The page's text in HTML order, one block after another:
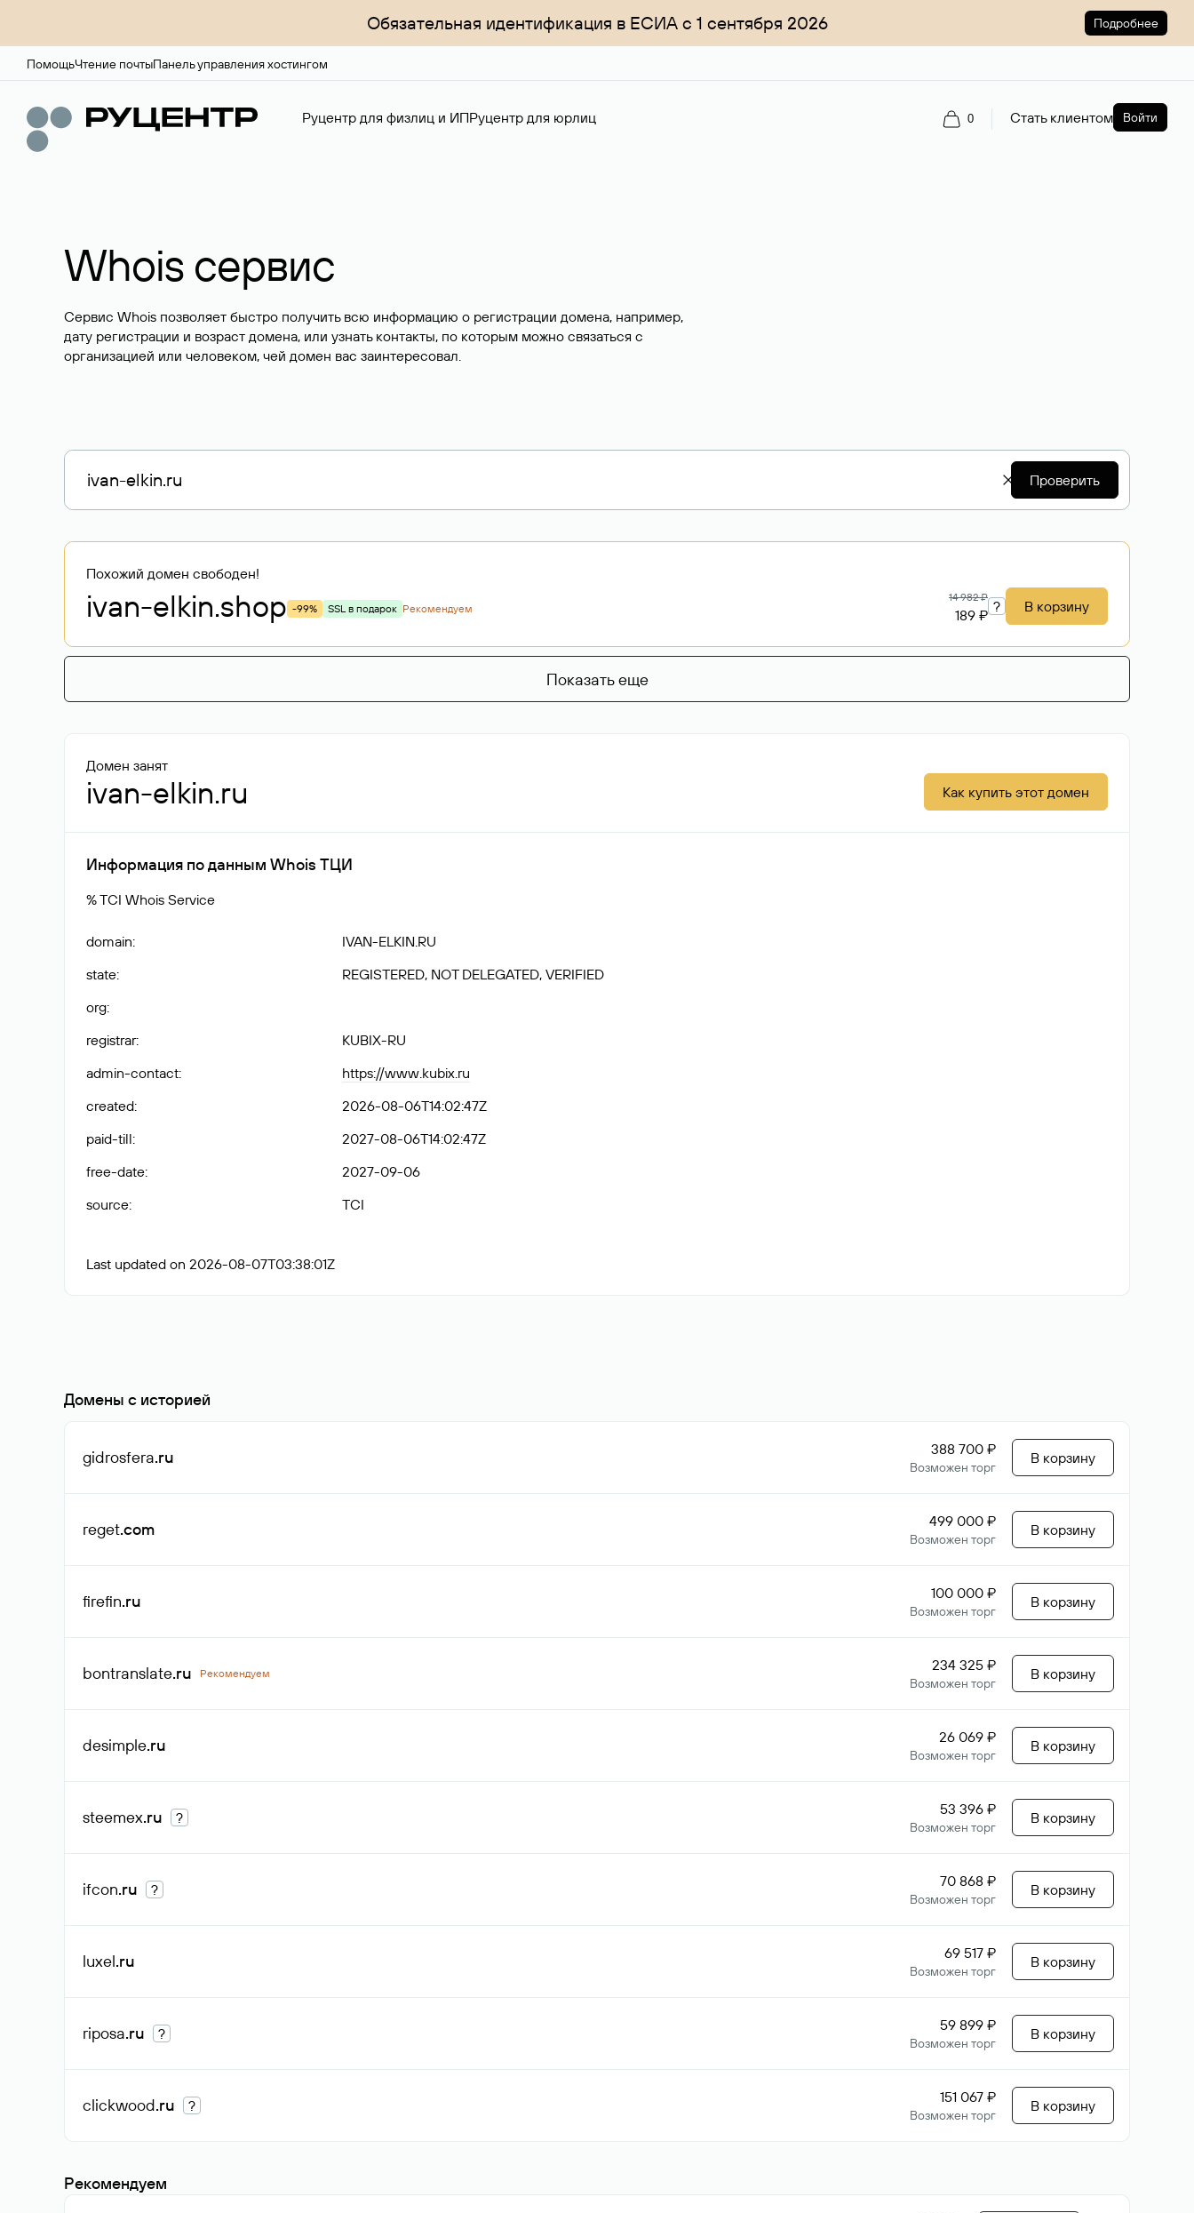
Обязательная идентификация в ЕСИА с 1 сентября 2026 Подробнее
ПомощьЧтение почтыПанель управления хостингом
Руцентр для физлиц и ИПРуцентр для юрлиц 0 Стать клиентом Войти
Whois сервис
Сервис Whois позволяет быстро получить всю информацию о регистрации домена, например,
дату регистрации и возраст домена, или узнать контакты, по которым можно связаться с
организацией или человеком, чей домен вас заинтересовал.
Проверить
Похожий домен свободен!
ivan-elkin.shop -99% SSL в подарок Рекомендуем
14 982 ₽
189 ₽ ? В корзину
Показать еще
Домен занят
ivan-elkin.ru Как купить этот домен
Информация по данным Whois ТЦИ
% TCI Whois Service
domain:
IVAN-ELKIN.RU
state:
REGISTERED, NOT DELEGATED, VERIFIED
org:
registrar:
KUBIX-RU
admin-contact:
https://www.kubix.ru
created:
2026-08-06T14:02:47Z
paid-till:
2027-08-06T14:02:47Z
free-date:
2027-09-06
source: TCI
Last updated on 2026-08-07T03:38:01Z
Домены с историей
gidrosfera.ru 388 700 ₽
Возможен торг
В корзину
reget.com 499 000 ₽
Возможен торг
В корзину
firefin.ru 100 000 ₽
Возможен торг
В корзину
bontranslate.ru Рекомендуем 234 325 ₽
Возможен торг
В корзину
desimple.ru 26 069 ₽
Возможен торг
В корзину
steemex.ru ? 53 396 ₽
Возможен торг
В корзину
ifcon.ru ? 70 868 ₽
Возможен торг
В корзину
luxel.ru 69 517 ₽
Возможен торг
В корзину
riposa.ru ? 59 899 ₽
Возможен торг
В корзину
clickwood.ru ? 151 067 ₽
Возможен торг
В корзину
Рекомендуем